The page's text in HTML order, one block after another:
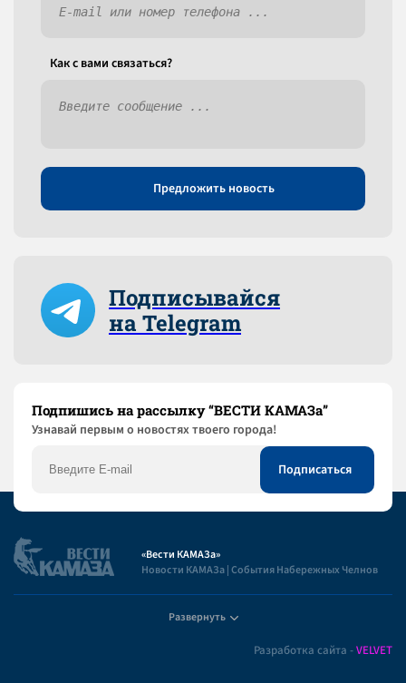
Как c вами связаться?
Предложить новость
Подписывайся
на Telegram
Подпишись на рассылку “ВЕСТИ КАМАЗа”
Узнaвай первым о новостях твоего города!
«Вести КАМАЗа»
Новости КАМАЗа | События Набережных Челнов
Развернуть
Разработка сайта -VELVET